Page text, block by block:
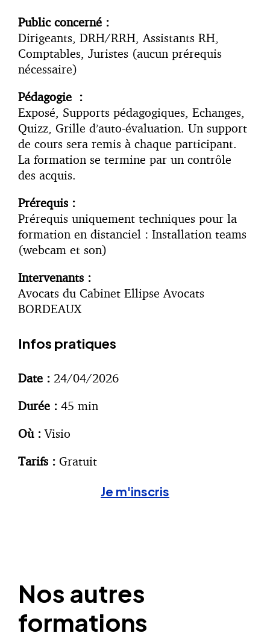
Public concerné :
Dirigeants, DRH/RRH, Assistants RH,
Comptables, Juristes (aucun prérequis
nécessaire)
Pédagogie :
Exposé, Supports pédagogiques, Echanges,
Quizz, Grille d’auto-évaluation. Un support
de cours sera remis à chaque participant.
La formation se termine par un contrôle
des acquis.
Prérequis :
Prérequis uniquement techniques pour la
formation en distanciel : Installation teams
(webcam et son)
Intervenants :
Avocats du Cabinet Ellipse Avocats
BORDEAUX
Infos pratiques
Date : 24/04/2026
Durée : 45 min
Où : Visio
Tarifs : Gratuit
Je m'inscris
Nos autres
formations